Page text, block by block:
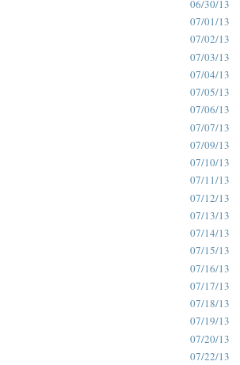
06/30/13
07/01/13
07/02/13
07/03/13
07/04/13
07/05/13
07/06/13
07/07/13
07/09/13
07/10/13
07/11/13
07/12/13
07/13/13
07/14/13
07/15/13
07/16/13
07/17/13
07/18/13
07/19/13
07/20/13
07/22/13